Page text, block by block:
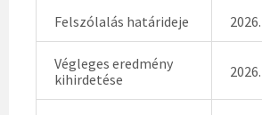
Felszólalás határideje
Végleges eredmény
kihirdetése